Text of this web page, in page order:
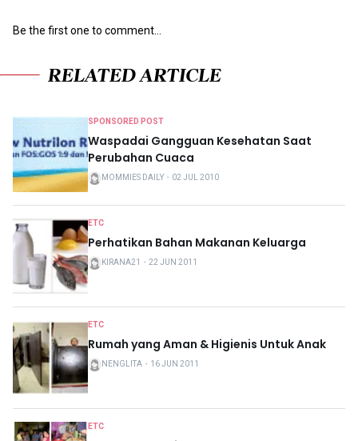
Be the first one to comment...
RELATED ARTICLE
SPONSORED POST
Waspadai Gangguan Kesehatan Saat
Perubahan Cuaca
MOMMIES DAILY ・ 02 JUL 2010
ETC
Perhatikan Bahan Makanan Keluarga
KIRANA21 ・ 22 JUN 2011
ETC
Rumah yang Aman & Higienis Untuk Anak
NENGLITA ・ 16 JUN 2011
ETC